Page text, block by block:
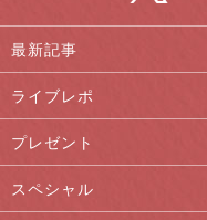
最新記事
ライブレポ
プレゼント
スペシャル